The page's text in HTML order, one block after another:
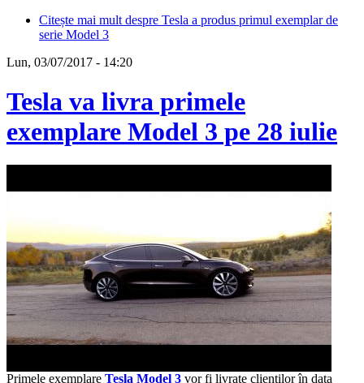
Citește mai mult despre Tesla a produs primul exemplar de
serie Model 3
Lun, 03/07/2017 - 14:20
Tesla va livra primele
exemplare Model 3 pe 28 iulie
Primele exemplare Tesla Model 3 vor fi livrate clienților în data